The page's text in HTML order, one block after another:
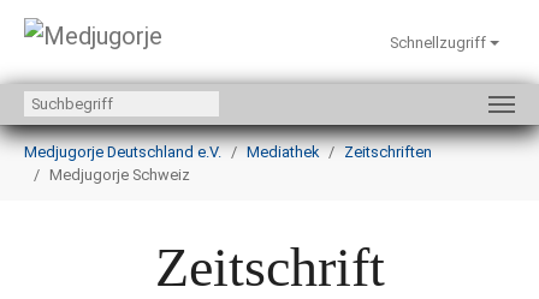
Zum Hauptinhalt springen
Schnellzugriff
Sie sind hier:
Medjugorje Deutschland e.V.
Mediathek
Zeitschriften
Medjugorje Schweiz
Zeitschrift